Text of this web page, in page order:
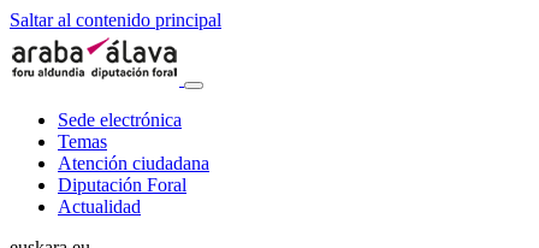
Saltar al contenido principal
Sede electrónica
Temas
Atención ciudadana
Diputación Foral
Actualidad